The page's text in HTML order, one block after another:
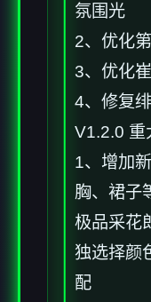
氛围光
2、优化
3、优化
4、修复
V1.2.0 重
1、增加
胸、裙子
极品采花
独选择颜
配